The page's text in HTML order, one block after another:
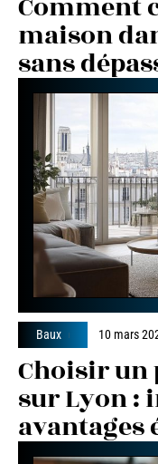
maison
sans
Baux 10 mars
Choisir un
sur Lyon :
avantages